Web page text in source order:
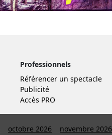
Professionnels
Référencer un spectacle
Publicité
Accès PRO
octobre 2026 novembre 2026